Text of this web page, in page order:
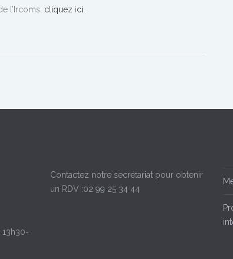
l’Ircoms, cliquez ici
13h30-
Contactez notre secrétariat pour obtenir
un RDV :02 99 25 34 44